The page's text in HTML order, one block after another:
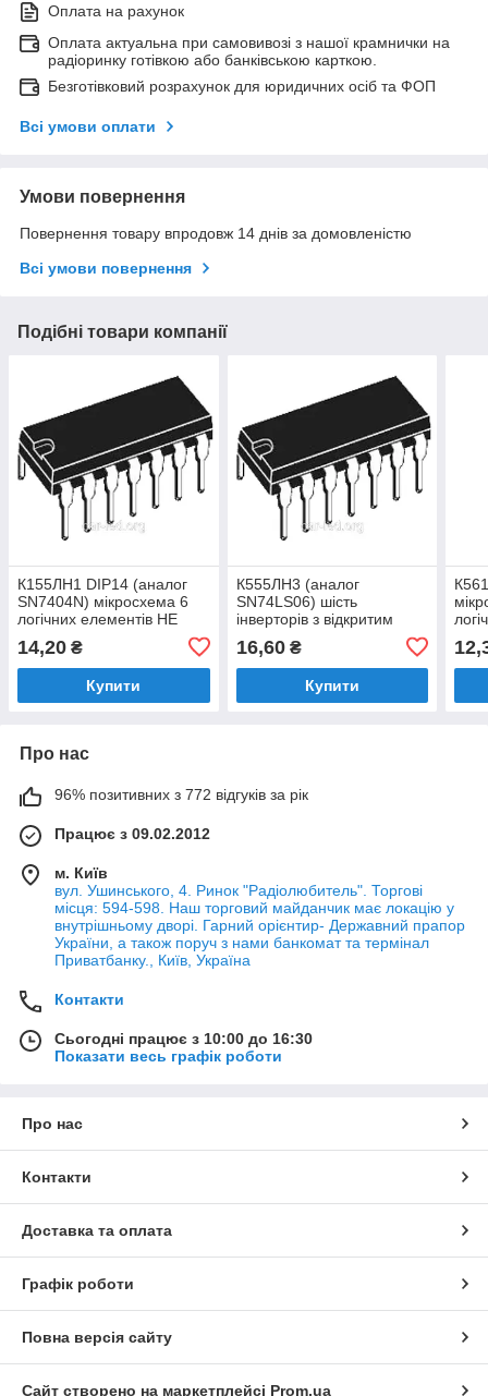
Оплата на рахунок
Оплата актуальна при самовивозі з нашої крамнички на
радіоринку готівкою або банківською карткою.
Безготівковий розрахунок для юридичних осіб та ФОП
Всі умови оплати
Умови повернення
Повернення товару впродовж 14 днів за домовленістю
Всі умови повернення
Подібні товари компанії
К155ЛН1 DIP14 (аналог
SN7404N) мікросхема 6
логічних елементів НЕ
14,20 ₴
Купити
К555ЛН3 (аналог
SN74LS06) шість
інверторів з відкритим
16,60₴
Купити
Про нас
96% позитивних з 772 відгуків за рік
Працює з 09.02.2012
м. Київ
вул. Ушинського, 4. Ринок "Радіолюбитель". Торгові
місця: 594-598. Наш торговий майданчик має локацію у
внутрішньому дворі. Гарний орієнтир- Державний прапор
України, а також поруч з нами банкомат та термінал
Приватбанку., Київ, Україна
Контакти
Сьогодні працює з 10:00 до 16:30
Показати весь графік роботи
Про нас
Контакти
Доставка та оплата
Графік роботи
Повна версія сайту
Сайт створено на маркетплейсі Prom.ua